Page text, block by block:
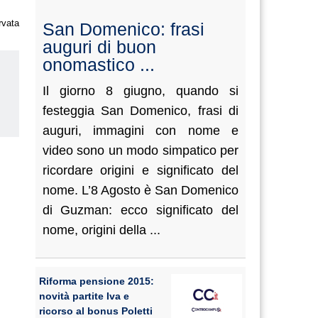
San Domenico: frasi
auguri di buon
onomastico ...
Il giorno 8 giugno, quando si
festeggia San Domenico, frasi di
auguri, immagini con nome e
video sono un modo simpatico per
ricordare origini e significato del
nome. L’8 Agosto è San Domenico
di Guzman: ecco significato del
nome, origini della ...
Riforma pensione 2015:
novità partite Iva e
ricorso al bonus Poletti